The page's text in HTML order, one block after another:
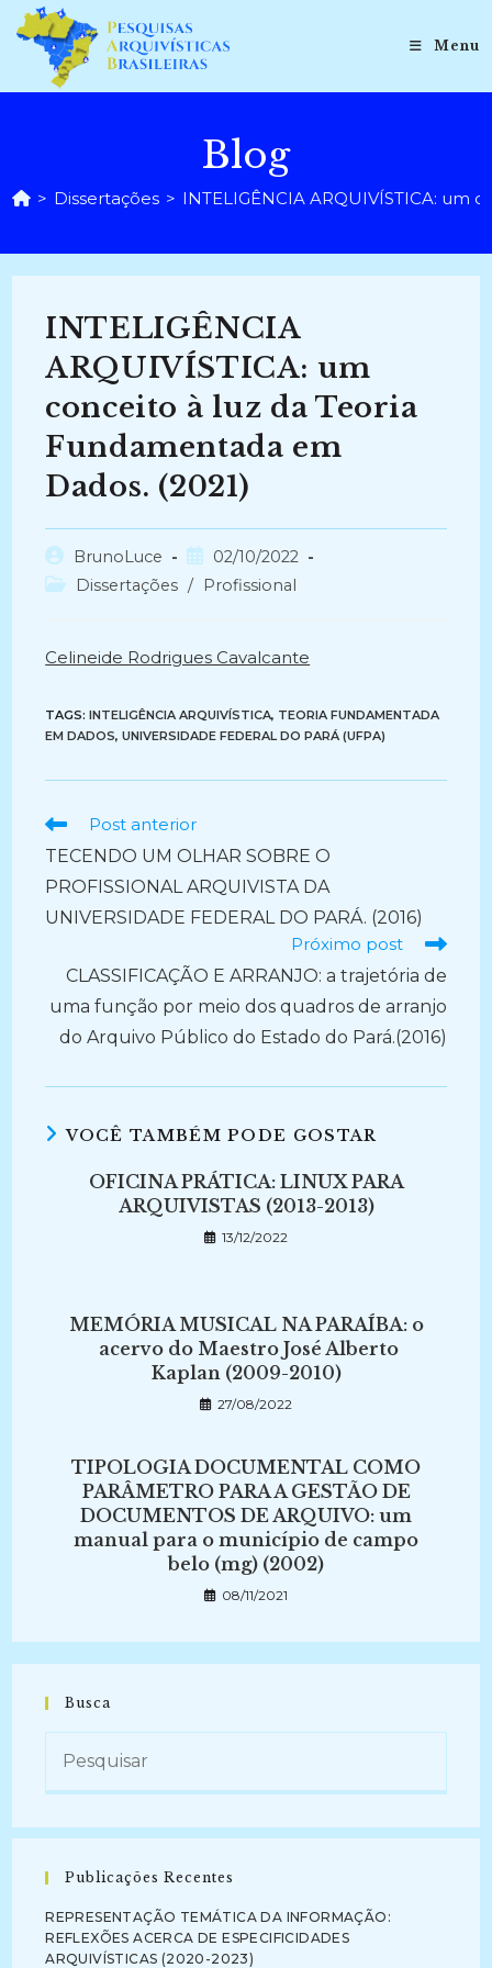
para
conteúdo
Menu
Blog
> Dissertações > INTELIGÊNCIA ARQUIVÍSTICA: um
INTELIGÊNCIA
ARQUIVÍSTICA: um
conceito à luz da Teoria
Fundamentada em
Dados. (2021)
Autor
do
BrunoLuce
Post
publicado:
02/10/2022
Categoria
Dissertações / Profissional
Celineide Rodrigues Cavalcante
TAGS:INTELIGÊNCIA ARQUIVÍSTICA, TEORIA FUNDAMENTADA
EM DADOS, UNIVERSIDADE FEDERAL DO PARÁ (UFPA)
Ler
artigos
Post anterior
TECENDO UM OLHAR SOBRE O
PROFISSIONAL ARQUIVISTA DA
UNIVERSIDADE FEDERAL DO PARÁ. (2016)
Próximo post
CLASSIFICAÇÃO E ARRANJO: a trajetória de
uma função por meio dos quadros de arranjo
do Arquivo Público do Estado do Pará.(2016)
VOCÊ TAMBÉM PODE GOSTAR
OFICINA PRÁTICA: LINUX PARA
ARQUIVISTAS (2013-2013)
13/12/2022
MEMÓRIA MUSICAL NA PARAÍBA: o
acervo do Maestro José Alberto
Kaplan (2009-2010)
27/08/2022
TIPOLOGIA DOCUMENTAL COMO
PARÂMETRO PARA A GESTÃO DE
DOCUMENTOS DE ARQUIVO: um
manual para o município de campo
belo (mg) (2002)
08/11/2021
Busca
Publicações Recentes
REPRESENTAÇÃO TEMÁTICA DA INFORMAÇÃO:
REFLEXÕES ACERCA DE ESPECIFICIDADES
ARQUIVÍSTICAS (2020-2023)